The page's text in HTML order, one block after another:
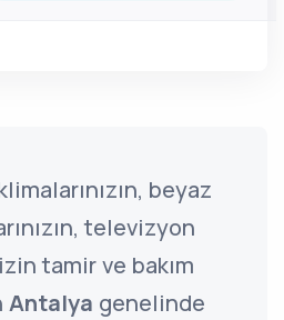
beyaz
televizyon
tamir ve bakım
Antalya genelinde